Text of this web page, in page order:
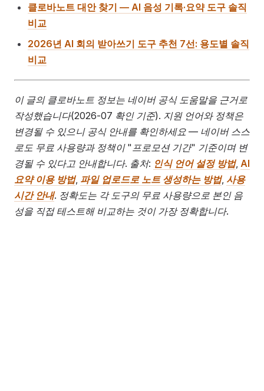
클로바노트 대안 찾기 — AI 음성 기록·요약 도구 솔직
비교
2026년 AI 회의 받아쓰기 도구 추천 7선: 용도별 솔직
비교
이 글의 클로바노트 정보는 네이버 공식 도움말을 근거로
작성했습니다(2026-07 확인 기준). 지원 언어와 정책은
변경될 수 있으니 공식 안내를 확인하세요 — 네이버 스스
로도 무료 사용량과 정책이 "프로모션 기간" 기준이며 변
경될 수 있다고 안내합니다. 출처: 인식 언어 설정 방법, AI
요약 이용 방법, 파일 업로드로 노트 생성하는 방법, 사용
시간 안내. 정확도는 각 도구의 무료 사용량으로 본인 음
성을 직접 테스트해 비교하는 것이 가장 정확합니다.